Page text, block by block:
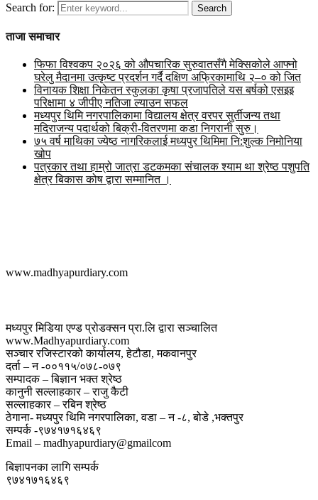
Search for: Search
ताजा समाचार
फिफा विश्वकप २०२६ को औपचारिक सुरुवातसँगै मेक्सिकोले आफ्नो
घरेलु मैदानमा उत्कृष्ट प्रदर्शन गर्दै दक्षिण अफ्रिकामाथि २–० को जित
विनायक शिक्षा निकेतन स्कुलका कृषा प्रजापतिले यस बर्षको एसइइ
परिक्षामा ४ जीपीए नतिजा ल्याउन सफल
मध्यपुर थिमि नगरपालिकामा विद्यालय क्षेत्र वरपर सुर्तीजन्य तथा
मदिराजन्य पदार्थको बिक्री-वितरणमा कडा निगरानी सुरु।
७५ वर्ष माथिका ज्येष्ठ नागरिकलाई मध्यपुर थिमिमा नि:शुल्क निमोनिया
खोप
पत्रकार तथा हाम्रो जात्रा डटकमका संचालक श्याम था श्रेष्ठ पशुपति
क्षेत्र बिकास कोष द्वारा सम्मानित ।
www.madhyapurdiary.com
मध्यपुर मिडिया एण्ड प्रोडक्सन प्रा.लि द्वारा सञ्चालित
www.Madhyapurdiary.com
सञ्चार रजिस्टारको कार्यालय, हेटौडा, मकवानपुर
दर्ता – न -००११५/०७८-०७९
सम्पादक – बिज्ञान भक्त श्रेष्ठ
कानुनी सल्लाहकार – राजु कैटी
सल्लाहकार – रबिन श्रेष्ठ
ठेगाना- मध्यपुर थिमि नगरपालिका, वडा – न -८, बोडे ,भक्तपुर
सम्पर्क -९७४१७१६४६९
Email – madhyapurdiary@gmailcom
बिज्ञापनका लागि सम्पर्क
९७४१७१६४६९